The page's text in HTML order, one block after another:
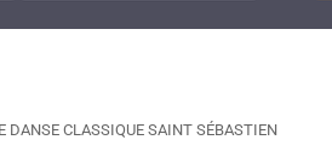
DANSE CLASSIQUE SAINT SÉBASTIEN